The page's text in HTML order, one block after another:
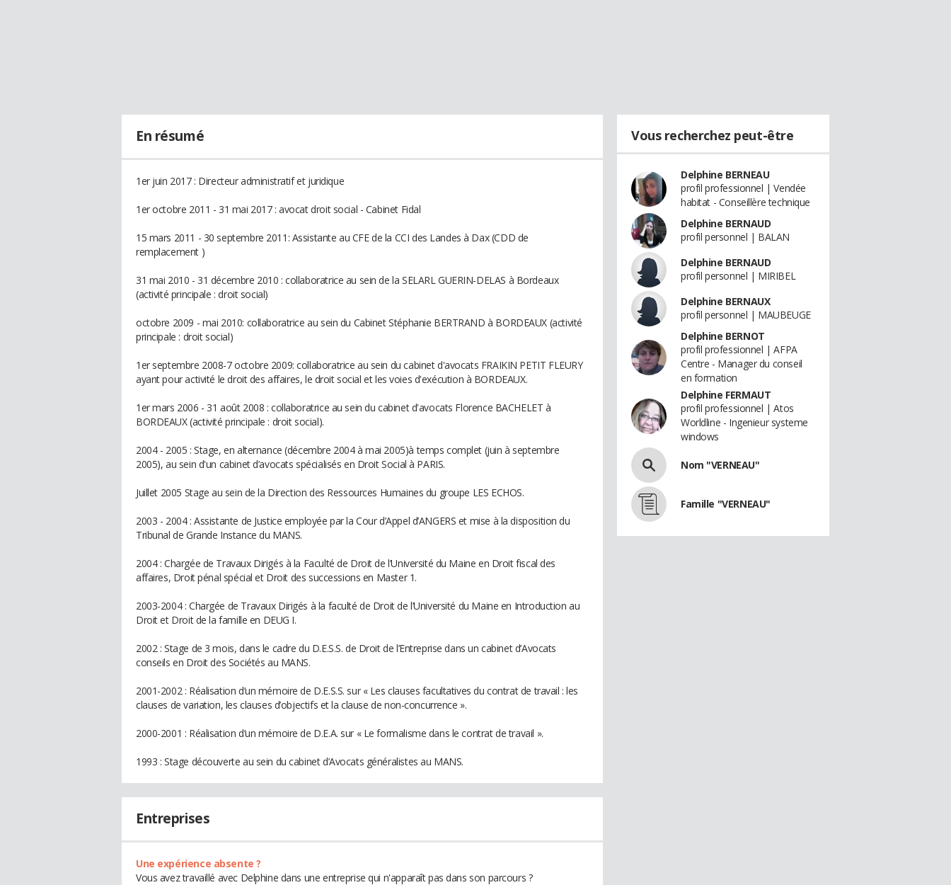
En résumé
1er juin 2017 : Directeur administratif et juridique
1er octobre 2011 - 31 mai 2017 : avocat droit social - Cabinet Fidal
15 mars 2011 - 30 septembre 2011: Assistante au CFE de la CCI des Landes à Dax (CDD de
remplacement )
31 mai 2010 - 31 décembre 2010 : collaboratrice au sein de la SELARL GUERIN-DELAS à Bordeaux
(activité principale : droit social)
octobre 2009 - mai 2010: collaboratrice au sein du Cabinet Stéphanie BERTRAND à BORDEAUX (activité
principale : droit social)
1er septembre 2008-7 octobre 2009: collaboratrice au sein du cabinet d'avocats FRAIKIN PETIT FLEURY
ayant pour activité le droit des affaires, le droit social et les voies d'exécution à BORDEAUX.
1er mars 2006 - 31 août 2008 : collaboratrice au sein du cabinet d'avocats Florence BACHELET à
BORDEAUX (activité principale : droit social).
2004 - 2005 : Stage, en alternance (décembre 2004 à mai 2005)à temps complet (juin à septembre
2005), au sein d'un cabinet d’avocats spécialisés en Droit Social à PARIS.
Juillet 2005 Stage au sein de la Direction des Ressources Humaines du groupe LES ECHOS.
2003 - 2004 : Assistante de Justice employée par la Cour d’Appel d’ANGERS et mise à la disposition du
Tribunal de Grande Instance du MANS.
2004 : Chargée de Travaux Dirigés à la Faculté de Droit de l’Université du Maine en Droit fiscal des
affaires, Droit pénal spécial et Droit des successions en Master 1.
2003-2004 : Chargée de Travaux Dirigés à la faculté de Droit de l’Université du Maine en Introduction au
Droit et Droit de la famille en DEUG I.
2002 : Stage de 3 mois, dans le cadre du D.E.S.S. de Droit de l’Entreprise dans un cabinet d’Avocats
conseils en Droit des Sociétés au MANS.
2001-2002 : Réalisation d’un mémoire de D.E.S.S. sur « Les clauses facultatives du contrat de travail : les
clauses de variation, les clauses d’objectifs et la clause de non-concurrence ».
2000-2001 : Réalisation d’un mémoire de D.E.A. sur « Le formalisme dans le contrat de travail ».
1993 : Stage découverte au sein du cabinet d’Avocats généralistes au MANS.
Entreprises
Une expérience absente ?
Vous avez travaillé avec Delphine dans une entreprise qui n'apparaît pas dans son parcours ?
Vous recherchez peut-être
Delphine BERNEAU
profil professionnel | Vendée
habitat - Conseillère technique
Delphine BERNAUD
profil personnel | BALAN
Delphine BERNAUD
profil personnel | MIRIBEL
Delphine BERNAUX
profil personnel | MAUBEUGE
Delphine BERNOT
profil professionnel | AFPA
Centre - Manager du conseil
en formation
Delphine FERMAUT
profil professionnel | Atos
Worldline - Ingenieur systeme
windows
Nom "VERNEAU"
Famille "VERNEAU"